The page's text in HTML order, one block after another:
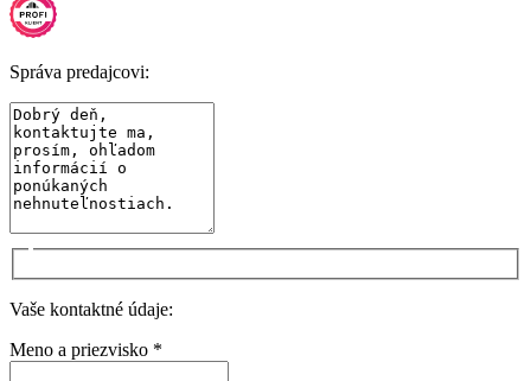
Správa predajcovi:
Vaše kontaktné údaje:
Meno a priezvisko *